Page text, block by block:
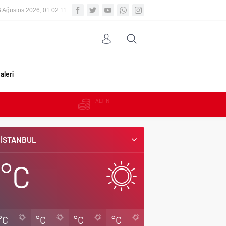
Ağustos 2026, 01:02:13
ALTIN
BIST
DOLAR
EURO
İSTANBUL
°C
°C °C °C